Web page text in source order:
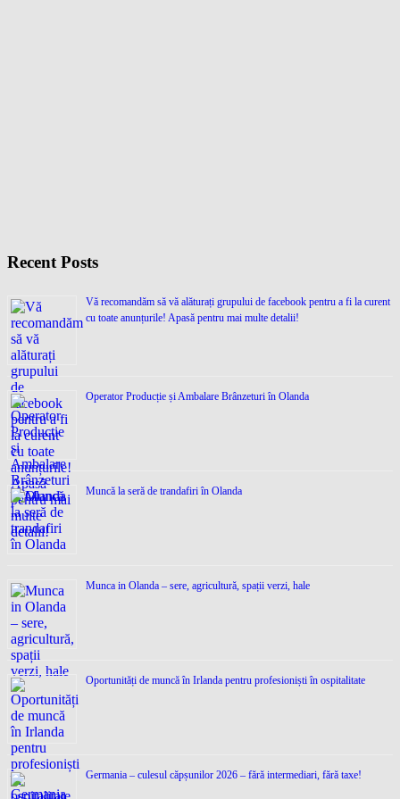
Recent Posts
Vă recomandăm să vă alăturați grupului de facebook pentru a fi la curent
cu toate anunțurile! Apasă pentru mai multe detalii!
Operator Producție și Ambalare Brânzeturi în Olanda
Muncă la seră de trandafiri în Olanda
Munca in Olanda – sere, agricultură, spații verzi, hale
Oportunități de muncă în Irlanda pentru profesioniști în ospitalitate
Germania – culesul căpșunilor 2026 – fără intermediari, fără taxe!